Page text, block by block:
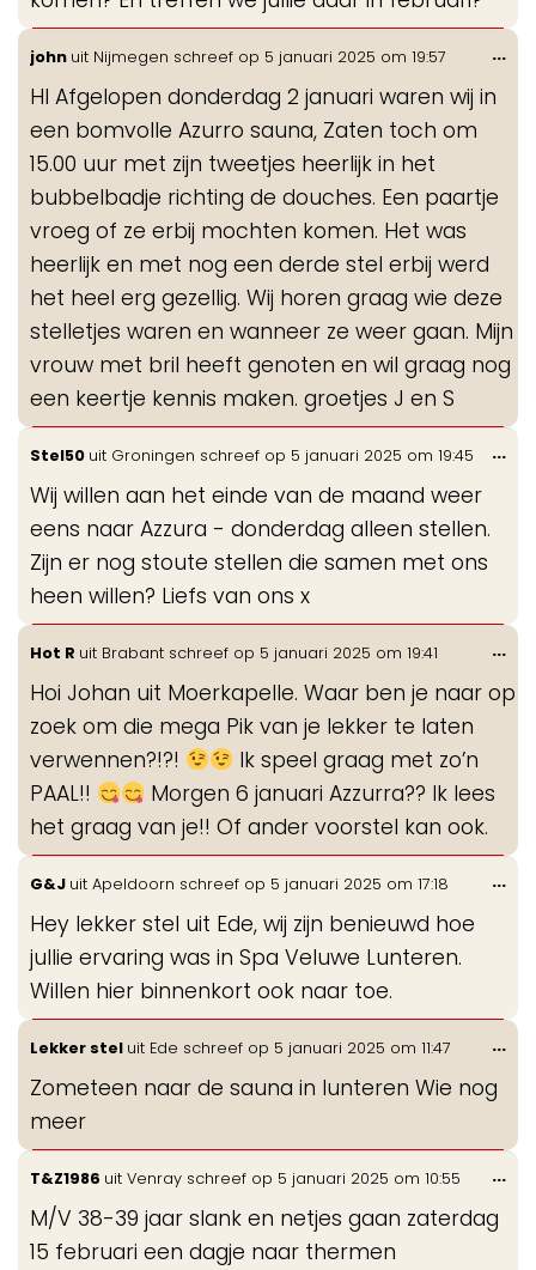
john uit Nijmegen schreef op 5 januari 2025 om 19:57
HI Afgelopen donderdag 2 januari waren wij in
een bomvolle Azurro sauna, Zaten toch om
15.00 uur met zijn tweetjes heerlijk in het
bubbelbadje richting de douches. Een paartje
vroeg of ze erbij mochten komen. Het was
heerlijk en met nog een derde stel erbij werd
het heel erg gezellig. Wij horen graag wie deze
stelletjes waren en wanneer ze weer gaan. Mijn
vrouw met bril heeft genoten en wil graag nog
een keertje kennis maken. groetjes J en S
...
Stel50 uit Groningen schreef op 5 januari 2025 om 19:45
Wij willen aan het einde van de maand weer
eens naar Azzura - donderdag alleen stellen.
Zijn er nog stoute stellen die samen met ons
heen willen? Liefs van ons x
...
Hot R uit Brabant schreef op 5 januari 2025 om 19:41
Hoi Johan uit Moerkapelle. Waar ben je naar op
zoek om die mega Pik van je lekker te laten
verwennen?!?!
Ik speel graag met zo’n
PAAL!!
Morgen 6 januari Azzurra?? Ik lees
het graag van je!! Of ander voorstel kan ook.
...
G&J uit Apeldoorn schreef op 5 januari 2025 om 17:18
Hey lekker stel uit Ede, wij zijn benieuwd hoe
jullie ervaring was in Spa Veluwe Lunteren.
Willen hier binnenkort ook naar toe.
...
Lekker stel uit Ede schreef op 5 januari 2025 om 11:47
Zometeen naar de sauna in lunteren Wie nog
meer
...
T&Z1986 uit Venray schreef op 5 januari 2025 om 10:55
M/V 38-39 jaar slank en netjes gaan zaterdag
15 februari een dagje naar thermen
...